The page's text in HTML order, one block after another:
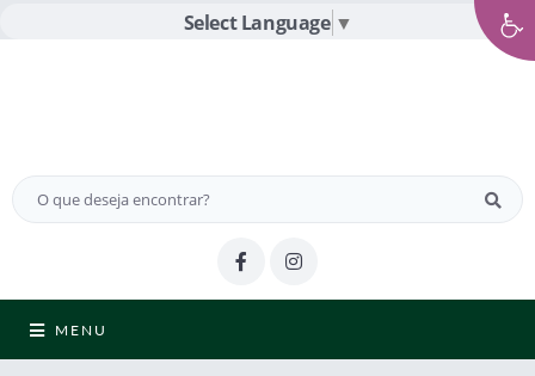
Select Language ▼
MENU